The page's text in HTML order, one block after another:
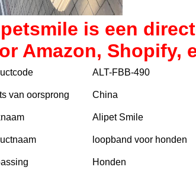
is een
Amazon, Shopify,
ALT-FBB-490
van oorsprong China
Alipet Smile
loopband voor honden
Honden